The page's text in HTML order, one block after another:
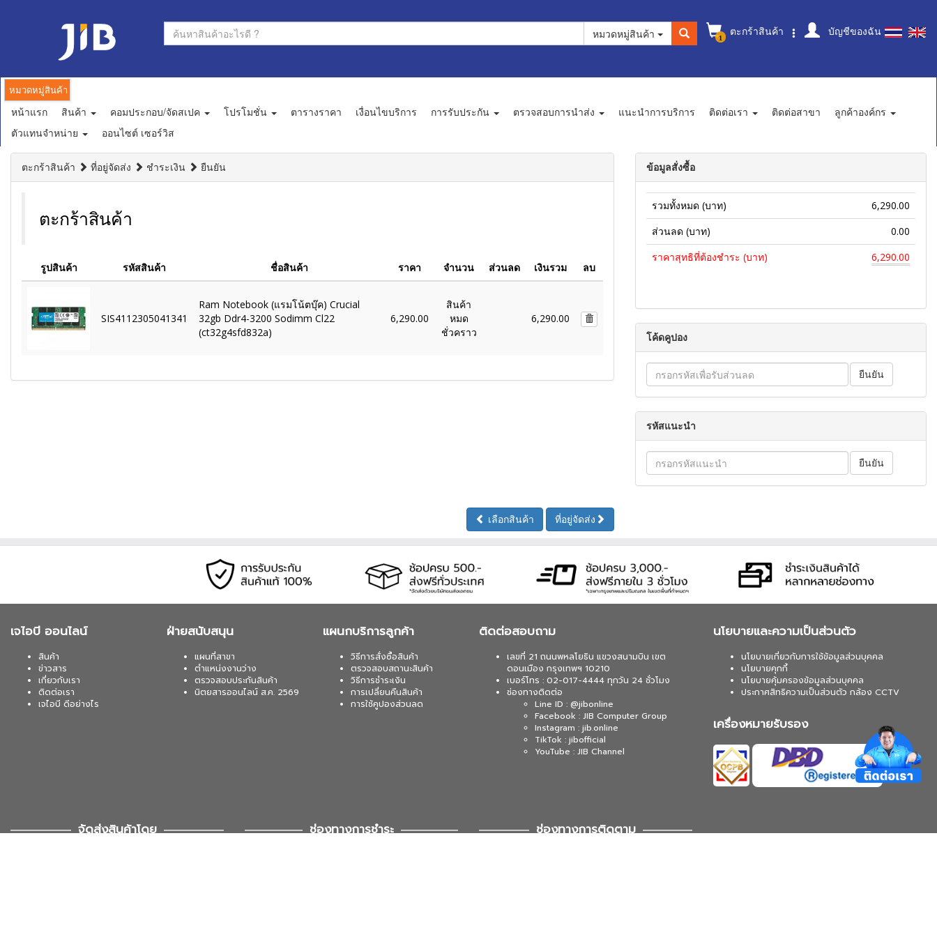
1 ตะกร้าสินค้า บัญชีของฉัน
หมวดหมู่สินค้า
หมวดหมู่สินค้า
หน้าแรก สินค้า คอมประกอบ/จัดสเปค โปรโมชั่น ตารางราคา เงื่อนไขบริการ การรับประกัน ตรวจสอบการนำส่ง แนะนำการบริการ ติดต่อเรา ติดต่อสาขา
ลูกค้าองค์กร
ตัวแทนจำหน่าย
ออนไซต์ เซอร์วิส
ตะกร้าสินค้า ที่อยู่จัดส่ง ชำระเงิน ยืนยัน
ตะกร้าสินค้า
รูปสินค้า รหัสสินค้า ชื่อสินค้า ราคา จำนวน ส่วนลด เงินรวม ลบ
SIS4112305041341
Ram Notebook (แรมโน้ตบุ๊ค) Crucial
32gb Ddr4-3200 Sodimm Cl22
(ct32g4sfd832a)
6,290.00
สินค้า
หมด
ชั่วคราว
6,290.00
ข้อมูลสั่งซื้อ
รวมทั้งหมด (บาท)
6,290.00
ส่วนลด (บาท)
0.00
ราคาสุทธิที่ต้องชำระ (บาท)
6,290.00
โค้ดคูปอง
รหัสแนะนำ
เลือกสินค้า ที่อยู่จัดส่ง
เจไอบี ออนไลน์
สินค้า
ข่าวสาร
เกี่ยวกับเรา
ติดต่อเรา
เจไอบี ดีอย่างไร
ฝ่ายสนับสนุน
แผนที่สาขา
ตำแหน่งงานว่าง
ตรวจสอบประกันสินค้า
นิตยสารออนไลน์ ส.ค. 2569
แผนกบริการลูกค้า
วิธีการสั่งซื้อสินค้า
ตรวจสอบสถานะสินค้า
วิธีการชำระเงิน
การเปลี่ยนคืนสินค้า
การใช้คูปองส่วนลด
ติดต่อสอบถาม
เลขที่ 21 ถนนพหลโยธิน แขวงสนามบิน เขต
ดอนเมือง กรุงเทพฯ 10210
เบอร์โทร : 02-017-4444 ทุกวัน 24 ชั่วโมง
ช่องทางติดต่อ
Line ID : @jibonline
Facebook : JIB Computer Group
Instagram : jib.online
TikTok : jibofficial
YouTube : JIB Channel
นโยบายและความเป็นส่วนตัว
นโยบายเกี่ยวกับการใช้ข้อมูลส่วนบุคคล
นโยบายคุกกี้
นโยบายคุ้มครองข้อมูลส่วนบุคคล
ประกาศสิทธิความเป็นส่วนตัว กล้อง CCTV
เครื่องหมายรับรอง
จัดส่งสินค้าโดย ช่องทางการชำระ ช่องทางการติดตาม